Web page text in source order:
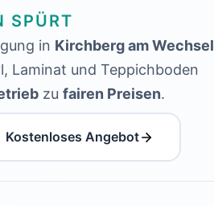
SPÜRT
in Kirchberg am Wechsel
Laminat und Teppichboden
zu fairen Preisen.
Kostenloses Angebot